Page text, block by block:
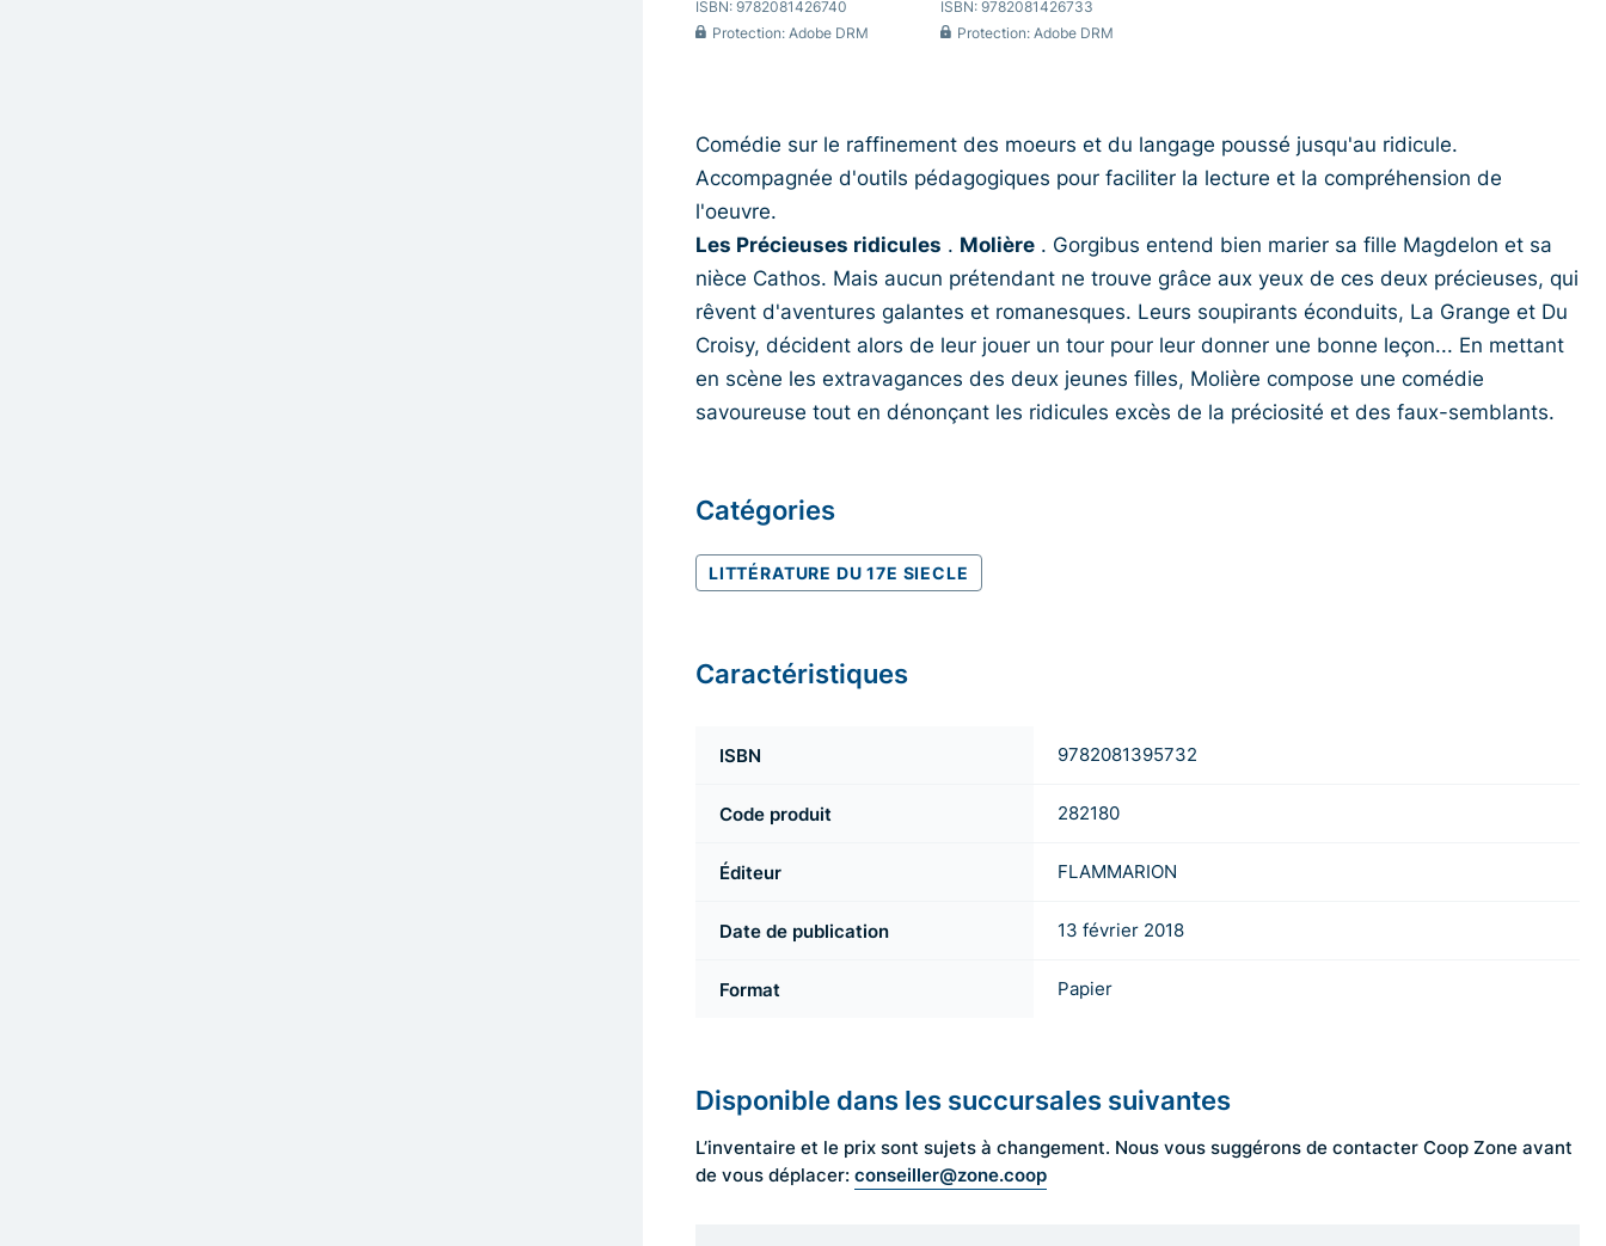
ISBN: 9782081426740
Protection: Adobe DRM
ISBN: 9782081426733
Protection: Adobe DRM
Comédie sur le raffinement des moeurs et du langage poussé jusqu'au ridicule.
Accompagnée d'outils pédagogiques pour faciliter la lecture et la compréhension de
l'oeuvre.
Les Précieuses ridicules . Molière . Gorgibus entend bien marier sa fille Magdelon et sa
nièce Cathos. Mais aucun prétendant ne trouve grâce aux yeux de ces deux précieuses, qui
rêvent d'aventures galantes et romanesques. Leurs soupirants éconduits, La Grange et Du
Croisy, décident alors de leur jouer un tour pour leur donner une bonne leçon... En mettant
en scène les extravagances des deux jeunes filles, Molière compose une comédie
savoureuse tout en dénonçant les ridicules excès de la préciosité et des faux-semblants.
Catégories
LITTÉRATURE DU 17E SIECLE
Caractéristiques
ISBN 9782081395732
Code produit 282180
Éditeur FLAMMARION
Date de publication 13 février 2018
Format Papier
Disponible dans les succursales suivantes
L’inventaire et le prix sont sujets à changement. Nous vous suggérons de contacter Coop Zone avant
de vous déplacer: conseiller@zone.coop